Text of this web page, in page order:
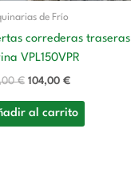
de Frío
correderas traseras
VPL150VPR
€ 104,00 €
al carrito